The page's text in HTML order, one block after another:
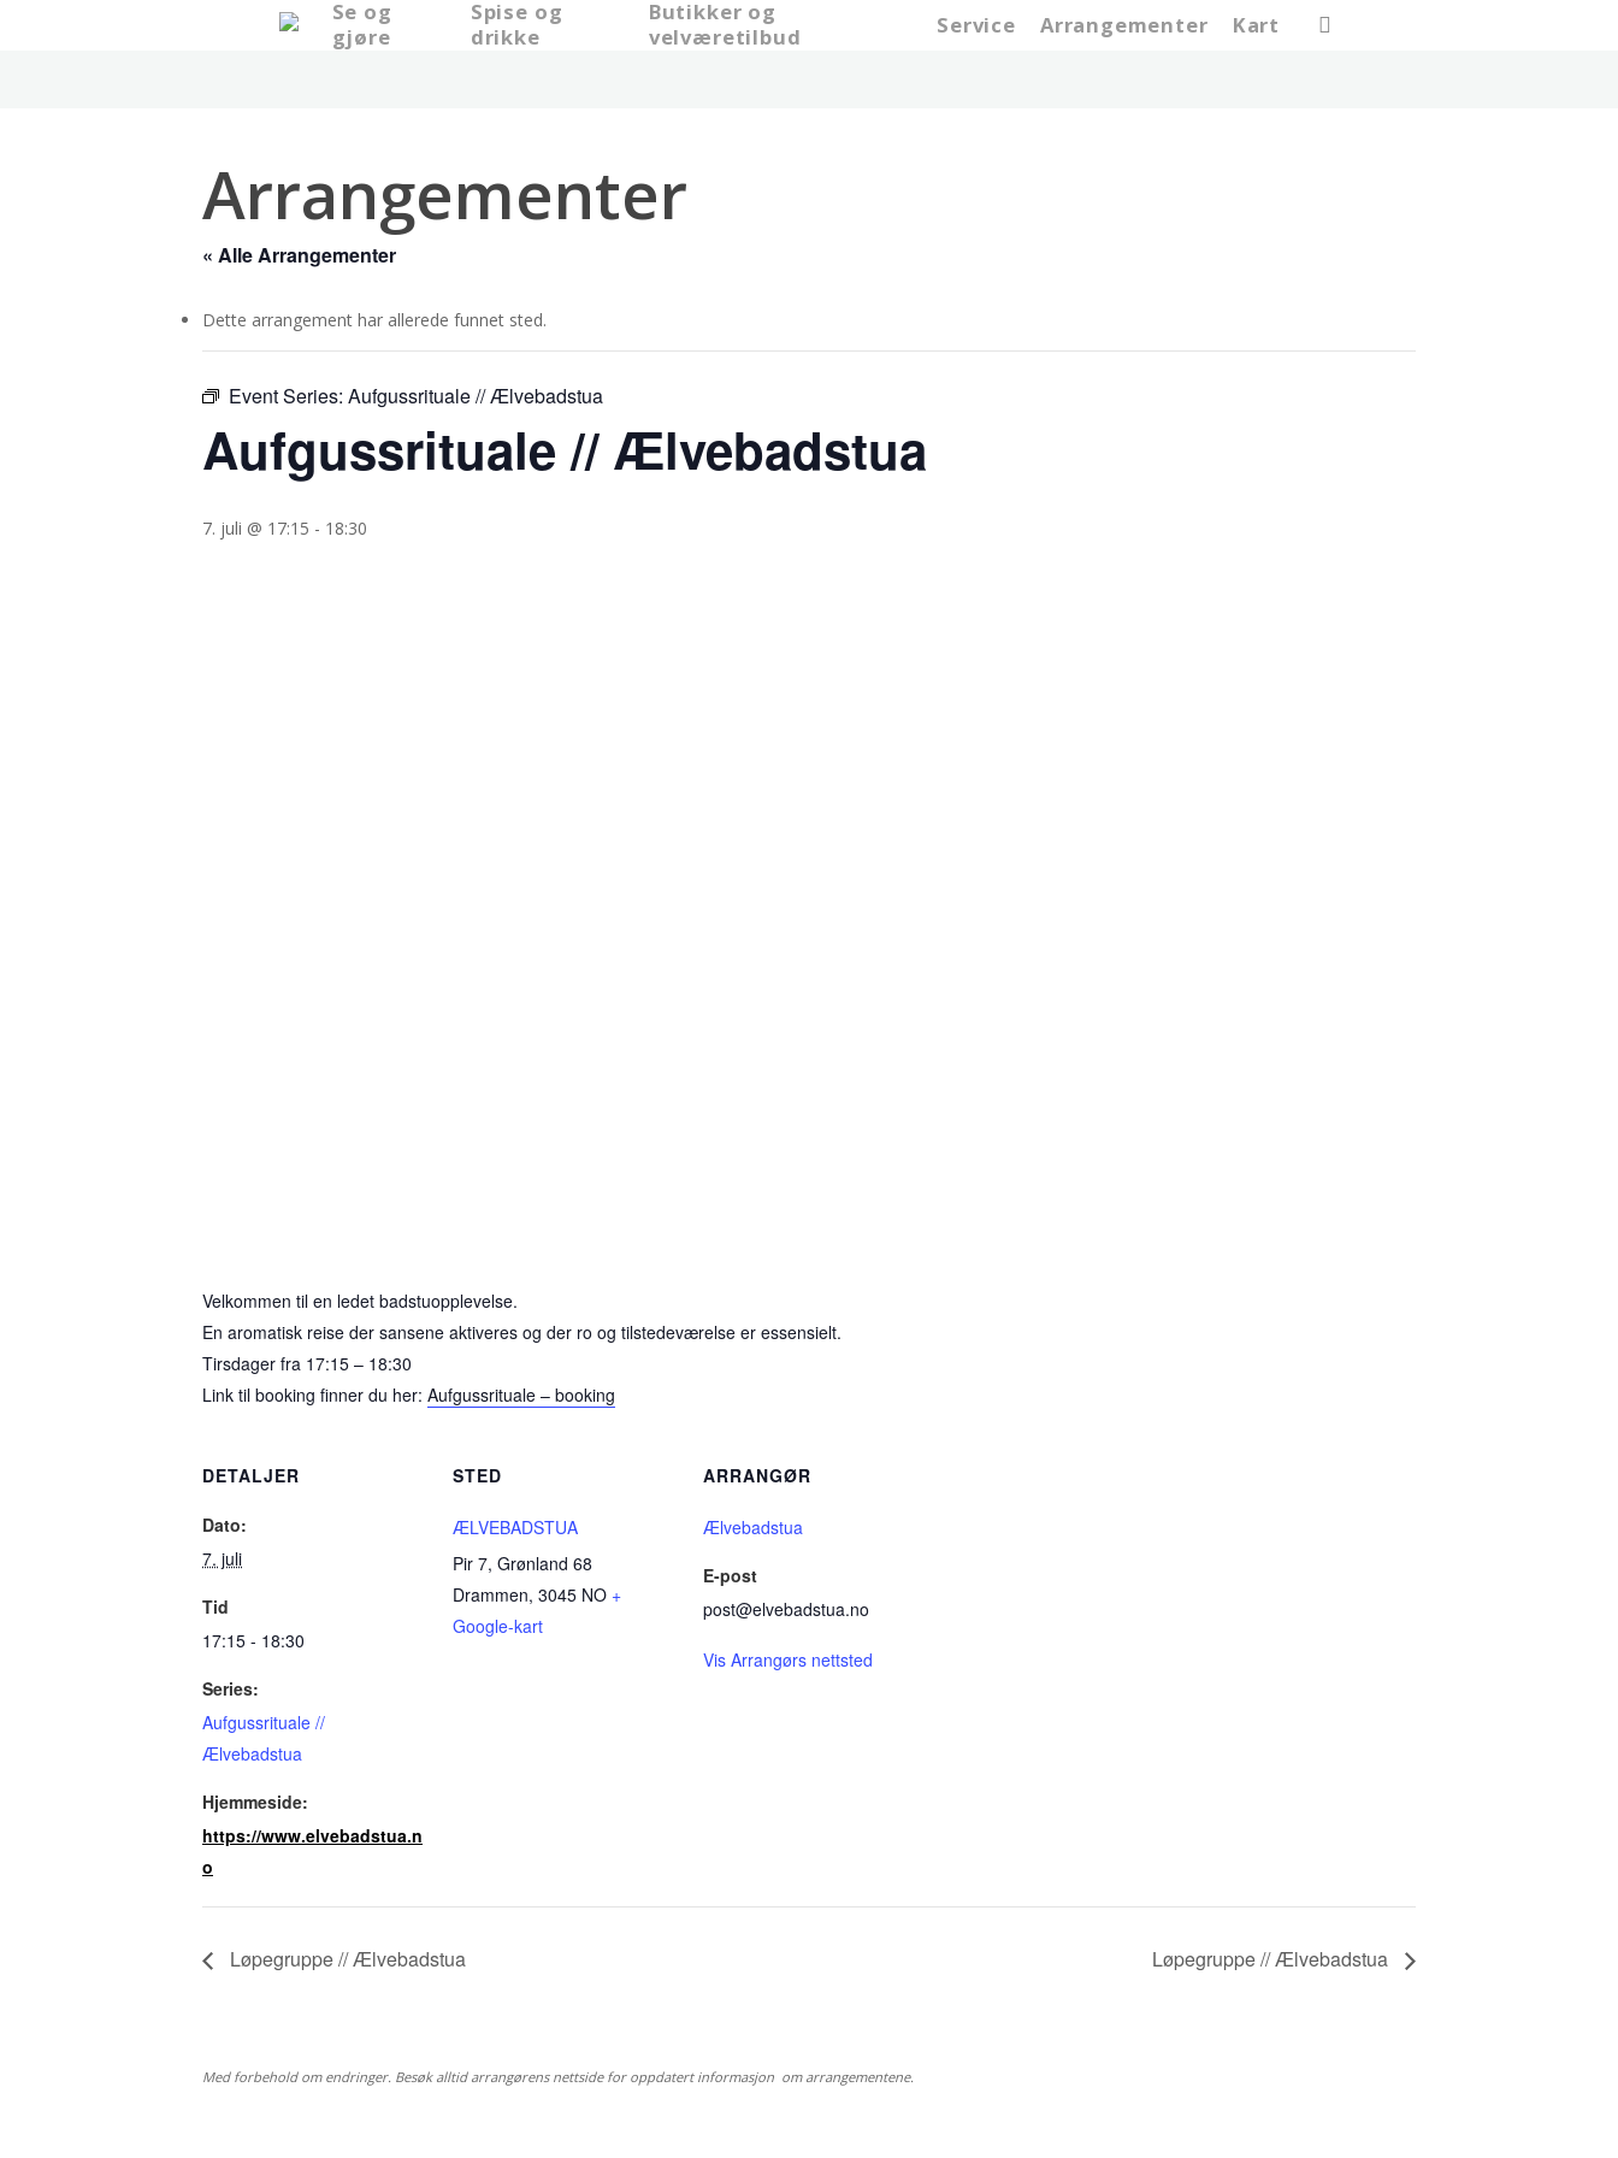
Se og
gjøre
Spise og
drikke
Butikker og
velværetilbud
Service Arrangementer Kart
Arrangementer
« Alle Arrangementer
Dette arrangement har allerede funnet sted.
Event Series: Aufgussrituale // Ælvebadstua
Aufgussrituale // Ælvebadstua
7. juli @ 17:15 - 18:30
Velkommen til en ledet badstuopplevelse.
En aromatisk reise der sansene aktiveres og der ro og tilstedeværelse er essensielt.
Tirsdager fra 17:15 – 18:30
Link til booking finner du her: Aufgussrituale – booking
DETALJER
Dato:
7. juli
Tid
17:15 - 18:30
Series:
Aufgussrituale //
Ælvebadstua
Hjemmeside:
https://www.elvebadstua.n
o
STED
ÆLVEBADSTUA
Pir 7, Grønland 68
Drammen, 3045 NO +
Google-kart
ARRANGØR
Ælvebadstua
E-post
post@elvebadstua.no
Vis Arrangørs nettsted
Løpegruppe // Ælvebadstua Løpegruppe // Ælvebadstua
Med forbehold om endringer. Besøk alltid arrangørens nettside for oppdatert informasjon om arrangementene.